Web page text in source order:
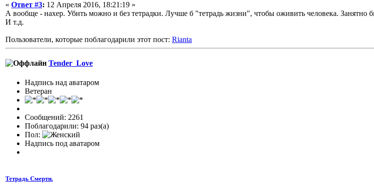
« Ответ #3: 12 Апреля 2016, 18:21:19 »
А вообще - нахер. Убить можно и без тетрадки. Лучше б "тетрадь жизни", чтобы оживить человека. Занятно
И т.д.
Пользователи, которые поблагодарили этот пост: Rianta
Tender_Love
Надпись над аватаром
Ветеран
Сообщений: 2261
Поблагодарили: 94 раз(а)
Пол:
Надпись под аватаром
Тетрадь Смерти.